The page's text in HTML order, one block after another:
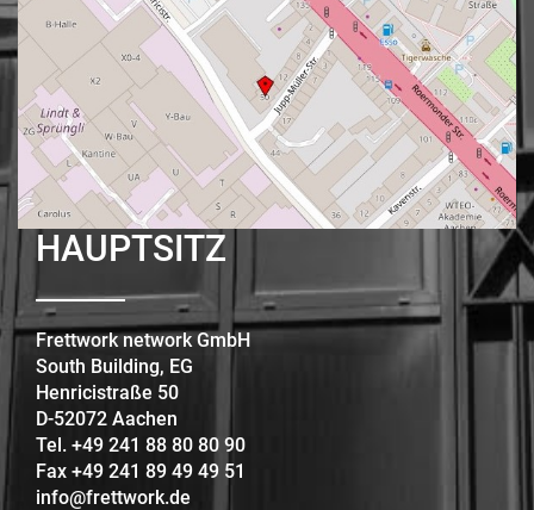
HAUPTSITZ
Frettwork network GmbH
South Building, EG
Henricistraße 50
D-52072 Aachen
Tel. +49 241 88 80 80 90
Fax +49 241 89 49 49 51
info@frettwork.de